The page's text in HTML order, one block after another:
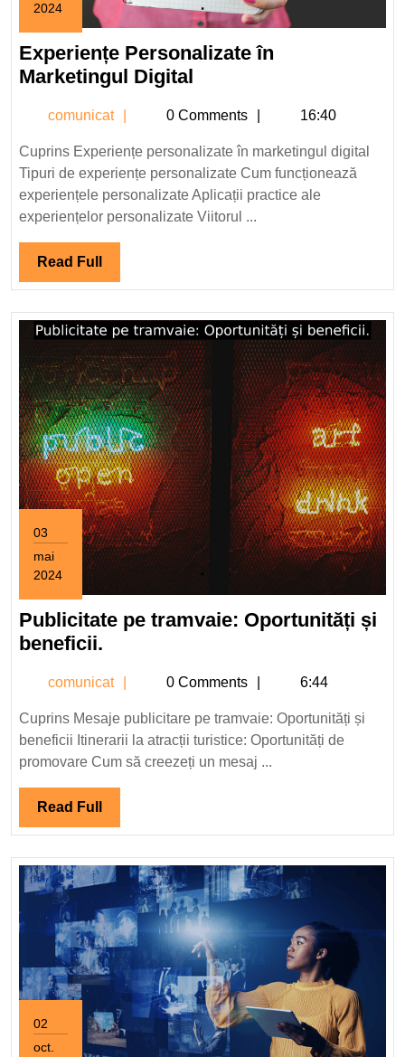
2024
2024
Experiențe Personalizate în
Marketingul Digital
în
Marketingul
Digital
comunicat comunicat
0 Comments 16:40
Cuprins Experiențe personalizate în marketingul digital
Tipuri de experiențe personalizate Cum funcționează
experiențele personalizate Aplicații practice ale
experiențelor personalizate Viitorul ...
Read Full Read
Full
03
mai
2024
mai
2024
Publicitate pe tramvaie: Oportunități și
beneficii.
tramvaie:
Oportunități
și
beneficii.
comunicat comunicat
0 Comments 6:44
Cuprins Mesaje publicitare pe tramvaie: Oportunități și
beneficii Itinerarii la atracții turistice: Oportunități de
promovare Cum să creezeți un mesaj ...
Read Full Read
Full
02
oct.